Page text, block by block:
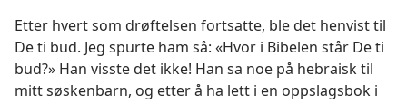
Etter hvert som drøftelsen fortsatte, ble det henvist til
De ti bud. Jeg spurte ham så: «Hvor i Bibelen står De ti
bud?» Han visste det ikke! Han sa noe på hebraisk til
mitt søskenbarn, og etter å ha lett i en oppslagsbok i